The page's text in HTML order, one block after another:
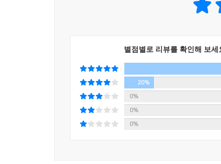
유아의 연령 및 인지 발달에 맞춰 유아기에 꼭
별점별로 리뷰를 확인해 보세
20%
0%
0%
0%